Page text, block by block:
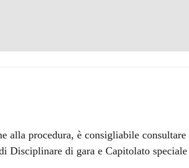
alla procedura, è consigliabile consultare
Disciplinare di gara e Capitolato speciale